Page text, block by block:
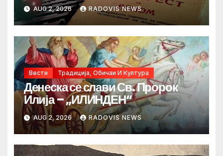
AUG 2, 2026 RADOVIS NEWS
Вести Традиција, Обичаи И Култура
Денеска се слави Св. Пророк
Илија – „ИЛИНДЕН“
AUG 2, 2026 RADOVIS NEWS